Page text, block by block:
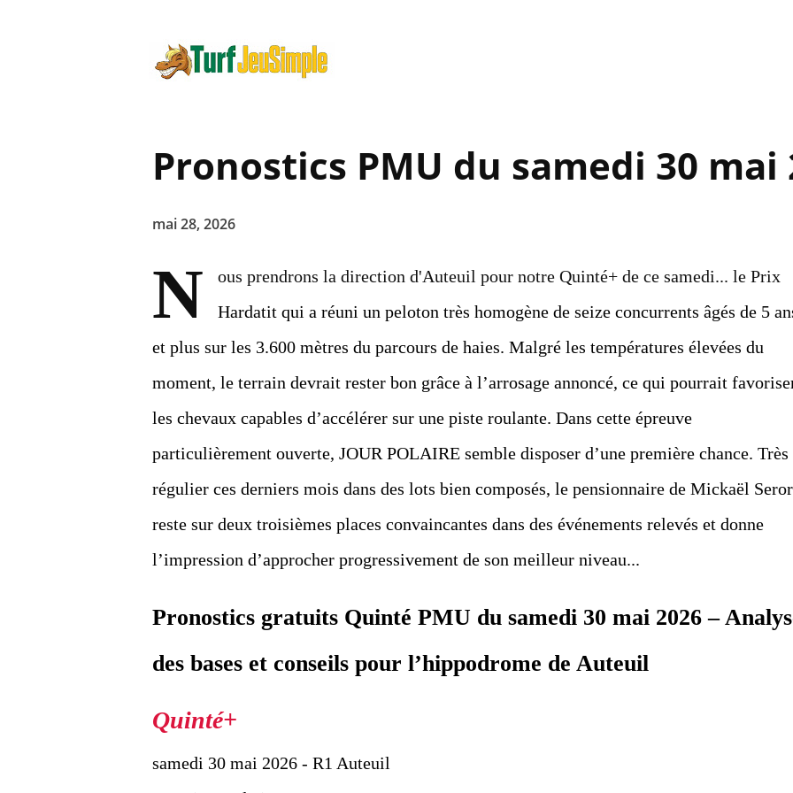
Pronostics PMU du samedi 30 mai
mai 28, 2026
N
ous prendrons la direction d'Auteuil pour notre Quinté+ de ce samedi... le Prix
Hardatit qui a réuni un peloton très homogène de seize concurrents âgés de 5
et plus sur les 3.600 mètres du parcours de haies. Malgré les températures élevées du
moment, le terrain devrait rester bon grâce à l’arrosage annoncé, ce qui pourrait
les chevaux capables d’accélérer sur une piste roulante. Dans cette épreuve
particulièrement ouverte, JOUR POLAIRE semble disposer d’une première chance. Très
régulier ces derniers mois dans des lots bien composés, le pensionnaire de Mickaël Seror
reste sur deux troisièmes places convaincantes dans des événements relevés et donne
l’impression d’approcher progressivement de son meilleur niveau...
Pronostics gratuits Quinté PMU du samedi 30 mai 2026 –
des bases et conseils pour l’hippodrome de Auteuil
samedi 30 mai 2026 - R1 Auteuil